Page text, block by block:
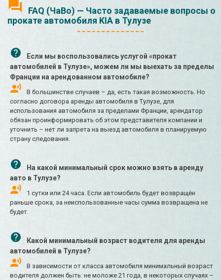
FAQ (ЧаВо) — Часто задаваемые вопросы о
прокате автомобиля KIA в Тулузе
Если мы воспользовались услугой «прокат
автомобилей в Тулузе», можем ли мы выехать за пределы
Франции на арендованном автомобиле?
В большинстве случаев – да, есть такая возможность. Но
согласно договора аренды автомобиля в Тулузе, для
использования автомобиля за пределами Франции, арендатор
обязан проинформировать об этом представителя компании и
уточнить – нет ли запрета на выезд автомобиля в планируемую
страну следования.
На какой минимальный срок можно взять в аренду
авто в Тулузе?
1 сутки или 24 часа. Если автомобиль будет возвращён
раньше срока, за неиспользованные часы сумма возвращена не
будет.
Какой минимальный возраст водителя для аренды
автомобилей в Тулузе?
В зависимости от класса автомобиля минимальный возраст
водителя должен быть: не моложе 21 года, в некоторых случаях –